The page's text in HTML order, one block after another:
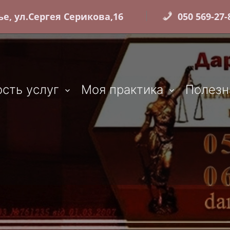
ул.Сергея Серикова,16 050 569-
услуг Моя практика